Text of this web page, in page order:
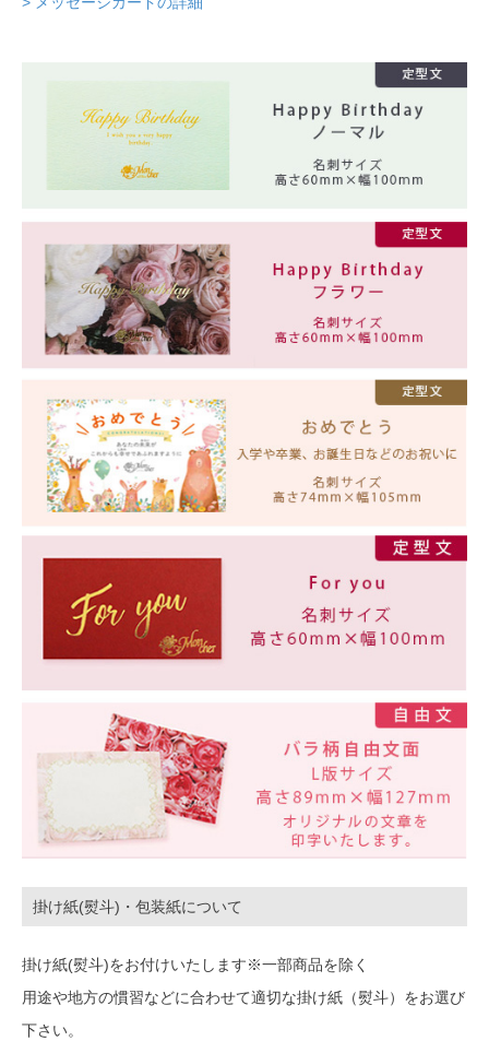
掛け紙(熨斗)・包装紙について
掛け紙(熨斗)をお付けいたします※一部商品を除く
用途や地方の慣習などに合わせて適切な掛け紙（熨斗）をお選び
下さい。